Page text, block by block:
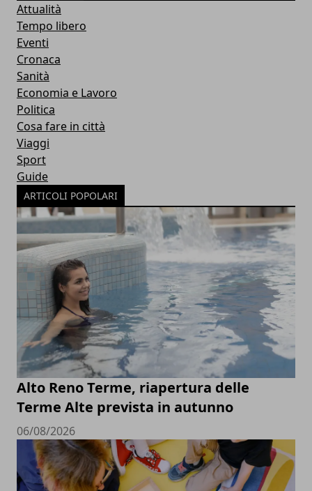
Attualità
Tempo libero
Eventi
Cronaca
Sanità
Economia e Lavoro
Politica
Cosa fare in città
Viaggi
Sport
Guide
ARTICOLI POPOLARI
Alto Reno Terme, riapertura delle
Terme Alte prevista in autunno
06/08/2026